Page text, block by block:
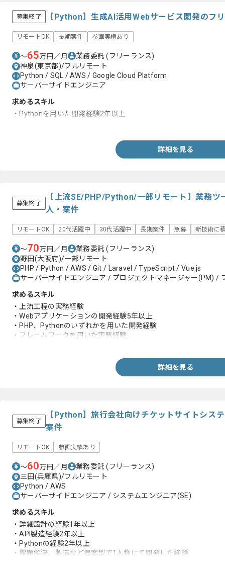
募集終了 【Python】生成AI活用Webサービス開発のフ
リモートOK 長期案件 参画実績あり
〜65万円／月 業務委託(フリーランス)
神泉(東京都)/フルリモート
Python / SQL / AWS / Google Cloud Platform
サーバーサイドエンジニア
求めるスキル
・Pythonを用いた開発経験2年以上
詳細を見る
募集終了
【上流SE/PHP/Python/一部リモート】業務ツ
人・案件
リモートOK 20代活躍中 30代活躍中 長期案件 急募 新技術に
〜70万円／月 業務委託(フリーランス)
野田(大阪府)/一部リモート
PHP / Python / AWS / Git / Laravel / TypeScript / Vue.js
サーバーサイドエンジニア / プロジェクトマネージャー(PM) /
求めるスキル
・上流工程の実務経験
・Webアプリケーションの開発経験5年以上
・PHP、Pythonのいずれかを用いた開発経験
・フレームワークを用いた実務経験
詳細を見る
募集終了
【Python】旅行会社向けチケットサイトシス
案件
リモートOK 参画実績あり
〜60万円／月 業務委託(フリーランス)
三田(兵庫県)/フルリモート
Python / AWS
サーバーサイドエンジニア / システムエンジニア(SE)
求めるスキル
・詳細設計の経験1年以上
・API製造経験2年以上
・Pythonの経験2年以上
・課題解決、製造など提案型で1人称にて開発した経験